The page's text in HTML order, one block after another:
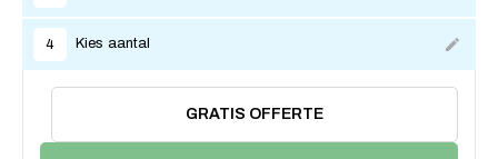
4 Kies aantal
GRATIS OFFERTE